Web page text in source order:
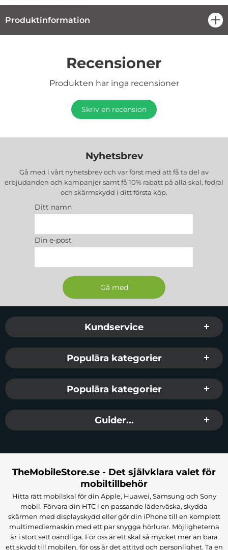
Produktinformation
Recensioner
Produkten har inga recensioner
Skriv en recension
Nyhetsbrev
Gå med i vårt nyhetsbrev och var först med att få ta del av
erbjudanden och kampanjer samt få 10% rabatt på alla skal, fodral
och skärmskydd i ditt första köp.
Ditt namn
Din e-post
Sidfot Blandad info och länkar
Kundservice
Populära kategorier
Populära kategorier
Guider...
TheMobileStore.se - Det självklara valet för
mobiltillbehör
Hitta rätt mobilskal för din Apple, Huawei, Samsung och Sony
mobil. Förvara din HTC i en passande läderväska, skydda
skärmen med displayskydd eller gör din iPhone till en komplett
multimediemaskin med ett par snygga hörlurar. Möjligheterna
är i stort sett oändliga. För oss är ett skal så mycket mer än bara
ett skydd till mobilen, för oss är det attityd och personlighet. Ta en